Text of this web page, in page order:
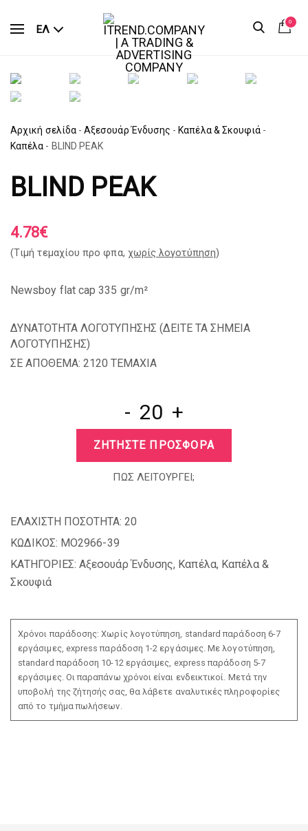
ΕΛ
0
Αρχική σελίδα - Αξεσουάρ Ένδυσης - Καπέλα & Σκουφιά -
Καπέλα - BLIND PEAK
BLIND PEAK
4.78€
(Tιμή τεμαχίου προ φπα, χωρίς λογοτύπηση)
Newsboy flat cap 335 gr/m²
ΔΥΝΑΤΟΤΗΤΑ ΛΟΓΟΤΥΠΗΣΗΣ (ΔΕΙΤΕ ΤΑ ΣΗΜΕΙΑ
ΛΟΓΟΤΥΠΗΣΗΣ)
ΣΕ ΑΠΟΘΕΜΑ: 2120 TEMAXIA
- +
ΖΗΤΗΣΤΕ ΠΡΟΣΦΟΡΑ
ΠΩΣ ΛΕΙΤΟΥΡΓΕΙ;
ΕΛΑΧΙΣΤΗ ΠΟΣΟΤΗΤΑ: 20
ΚΩΔΙΚΟΣ: MO2966-39
ΚΑΤΗΓΟΡΙΕΣ: Αξεσουάρ Ένδυσης, Καπέλα, Καπέλα &
Σκουφιά
Χρόνοι παράδοσης: Χωρίς λογοτύπηση, standard παράδοση 6-7
εργάσιμες, express παράδοση 1-2 εργάσιμες. Με λογοτύπηση,
standard παράδοση 10-12 εργάσιμες, express παράδοση 5-7
εργάσιμες. Οι παραπάνω χρόνοι είναι ενδεικτικοί. Μετά την
υποβολή της ζήτησής σας, θα λάβετε αναλυτικές πληροφορίες
από το τμήμα πωλήσεων.